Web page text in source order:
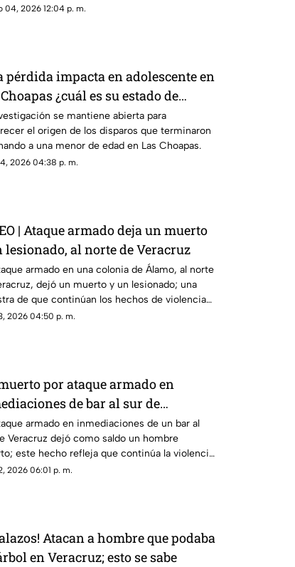
04, 2026 12:04 p. m.
pérdida impacta en adolescente en
¿cuál es su estado de
se mantiene abierta para
el origen de los disparos que terminaron
a una menor de edad en Las Choapas.
2026 04:38 p. m.
| Ataque armado deja un muerto
lesionado, al norte de Veracruz
armado en una colonia de Álamo, al norte
dejó un muerto y un lesionado; una
de que continúan los hechos de violencia
de Rocío Nahle.
2026 04:50 p. m.
por ataque armado en
de bar al sur de
sigue la violencia en el
de Rocío Nahle
armado en inmediaciones de un bar al
Veracruz dejó como saldo un hombre
este hecho refleja que continúa la violencia
de Rocío Nahle García.
2026 06:01 p. m.
Atacan a hombre que podaba
en Veracruz; esto se sabe